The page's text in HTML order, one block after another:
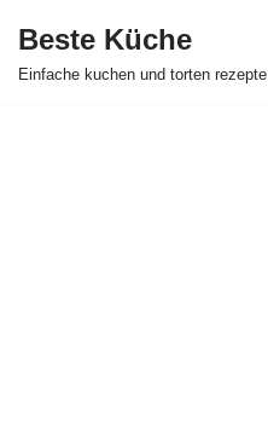
Zum
Beste Küche
Einfache kuchen und torten rezepte